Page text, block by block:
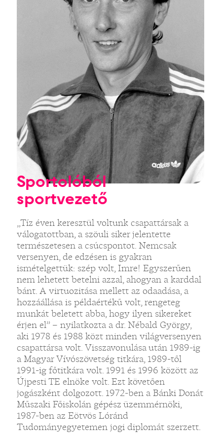
Sportolóból
sportvezető
„Tíz éven keresztül voltunk csapattársak a
válogatottban, a szöuli siker jelentette
természetesen a csúcspontot. Nemcsak
versenyen, de edzésen is gyakran
ismételgettük: szép volt, Imre! Egyszerűen
nem lehetett betelni azzal, ahogyan a karddal
bánt. A virtuozitása mellett az odaadása, a
hozzáállása is példaértékű volt, rengeteg
munkát beletett abba, hogy ilyen sikereket
érjen el” – nyilatkozta a dr. Nébald György,
aki 1978 és 1988 közt minden világversenyen
csapattársa volt. Visszavonulása után 1989-ig
a Magyar Vívószövetség titkára, 1989-től
1991-ig főtitkára volt. 1991 és 1996 között az
Újpesti TE elnöke volt. Ezt követően
jogászként dolgozott. 1972-ben a Bánki Donát
Műszaki Főiskolán gépész üzemmérnöki,
1987-ben az Eötvös Lóránd
Tudományegyetemen jogi diplomát szerzett.